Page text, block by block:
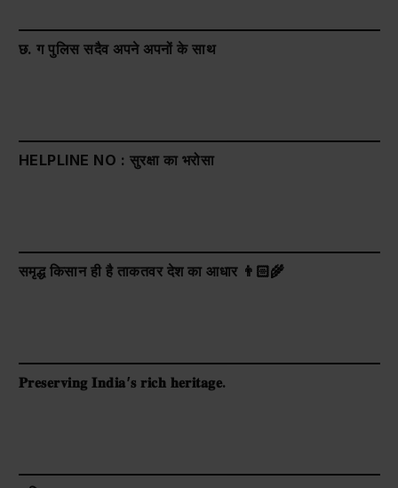
छ. ग पुलिस सदैव अपने अपनों के साथ
HELPLINE NO : सुरक्षा का भरोसा
समृद्ध किसान ही है ताकतवर देश का आधार 👨🏻‍🌾
𝐏𝐫𝐞𝐬𝐞𝐫𝐯𝐢𝐧𝐠 𝐈𝐧𝐝𝐢𝐚’𝐬 𝐫𝐢𝐜𝐡 𝐡𝐞𝐫𝐢𝐭𝐚𝐠𝐞.